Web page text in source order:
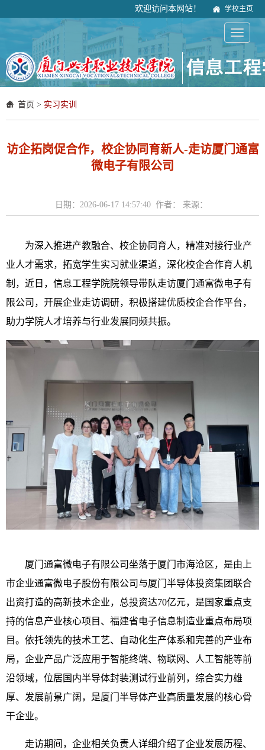
欢迎访问本网站！ 学校主页
首页 > 实习实训
访企拓岗促合作，校企协同育新人-走访厦门通富
微电子有限公司
日期：2026-06-17 14:57:40 作者： 来源：
为深入推进产教融合、校企协同育人，精准对接行业产
业人才需求，拓宽学生实习就业渠道，深化校企合作育人机
制， 近日 ，信息工程学院院领导带队走访厦门通富微电子有
限公司，开展企业走访调研，积极搭建优质校企合作平台，
助力学院人才培养与行业发展同频共振。
厦门通富微电子有限公司坐落于厦门市海沧区，是由上
市企业通富微电子股份有限公司与厦门半导体投资集团联合
出资打造的高新技术企业，总投资达70亿元，是国家重点支
持的信息产业核心项目、福建省电子信息制造业重点布局项
目。依托领先的技术工艺、自动化生产体系和完善的产业布
局，企业产品广泛应用于智能终端、物联网、人工智能等前
沿领域，位居国内半导体封装测试行业前列，综合实力雄
厚、发展前景广阔，是厦门半导体产业高质量发展的核心骨
干企业。
走访期间，企业相关负责人详细介绍了企业发展历程、